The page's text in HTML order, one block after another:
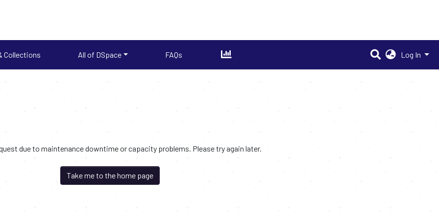
Collections All of DSpace FAQs Log In
due to maintenance downtime or capacity problems. Please try again later.
Take me to the home page